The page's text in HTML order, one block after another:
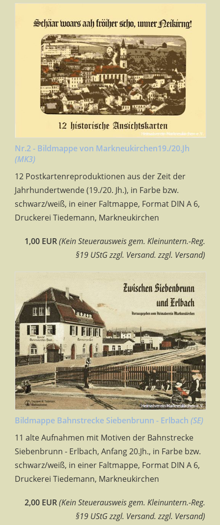
Nr.2 - Bildmappe von Markneukirchen19./20.Jh
(MK3)
12 Postkartenreproduktionen aus der Zeit der
Jahrhundertwende (19./20. Jh.), in Farbe bzw.
schwarz/weiß, in einer Faltmappe, Format DIN A 6,
Druckerei Tiedemann, Markneukirchen
1,00 EUR(Kein Steuerausweis gem. Kleinuntern.-Reg.
§19 UStG zzgl. Versand. zzgl. Versand)
Bildmappe Bahnstrecke Siebenbrunn - Erlbach (SE)
11 alte Aufnahmen mit Motiven der Bahnstrecke
Siebenbrunn - Erlbach, Anfang 20.Jh., in Farbe bzw.
schwarz/weiß, in einer Faltmappe, Format DIN A 6,
Druckerei Tiedemann, Markneukirchen
2,00 EUR(Kein Steuerausweis gem. Kleinuntern.-Reg.
§19 UStG zzgl. Versand. zzgl. Versand)